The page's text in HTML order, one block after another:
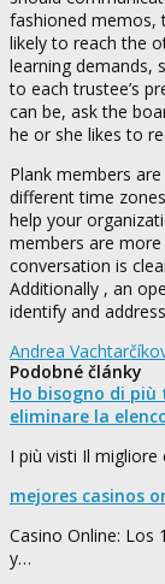
fashioned memos,
likely to reach the
learning demands,
to each trustee’s
can be, ask the
he or she likes to
Plank members
different time
help your
members are
conversation is
Additionally , an
identify and
Andrea
Podobné články
Ho bisogno di
eliminare la
I più visti Il
mejores casinos
Casino Online: Los
y…